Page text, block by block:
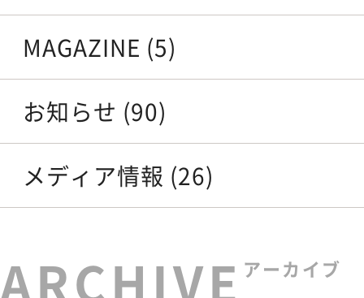
MAGAZINE (5)
お知らせ (90)
メディア情報 (26)
アーカイブ